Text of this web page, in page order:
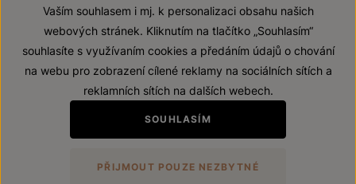
© 2026 ZNOVÍN ZNOJMO, a. s.
Prohlášení o přístupnosti
Zákaz prodeje alkoholických nápojů osobám mladším 18 let.
VytvořilwebProgress
Vaším souhlasem i mj. k personalizaci obsahu našich
webových stránek. Kliknutím na tlačítko „Souhlasím“
souhlasíte s využívaním cookies a předáním údajů o chování
na webu pro zobrazení cílené reklamy na sociálních sítích a
reklamních sítích na dalších webech.
SOUHLASÍM
PŘIJMOUT POUZE NEZBYTNÉ